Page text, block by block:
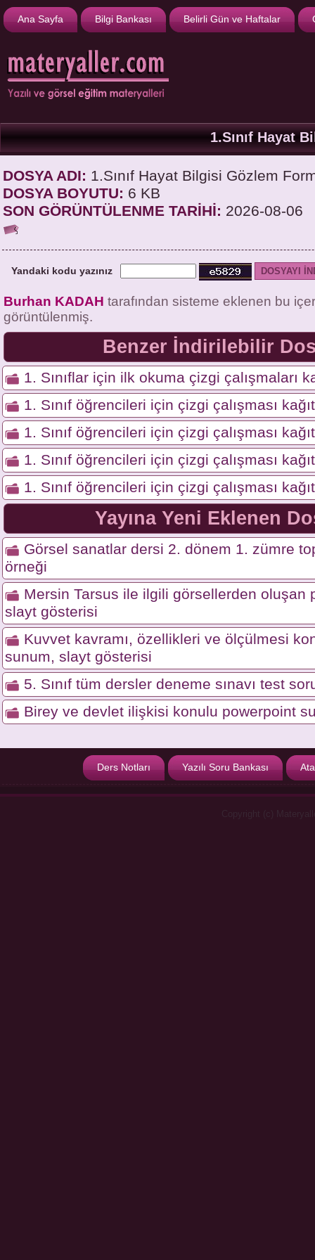
Ana Sayfa Bilgi Bankası Belirli Gün ve Haftalar
1.Sınıf Hayat
DOSYA ADI: 1.Sınıf Hayat Bilgisi Gözlem
DOSYA BOYUTU: 6 KB
SON GÖRÜNTÜLENME TARİHİ: 2026-08-06
Yandaki kodu yazınız
Burhan KADAH tarafından sisteme eklenen bu
görüntülenmiş.
Benzer İndirilebilir
1. Sınıflar için ilk okuma çizgi çalışmaları
1. Sınıf öğrencileri için çizgi çalışması
1. Sınıf öğrencileri için çizgi çalışması
1. Sınıf öğrencileri için çizgi çalışması
1. Sınıf öğrencileri için çizgi çalışması
Yayına Yeni Eklenen
Görsel sanatlar dersi 2. dönem 1. zümre
örneği
Mersin Tarsus ile ilgili görsellerden oluşan
slayt gösterisi
Kuvvet kavramı, özellikleri ve ölçülmesi
sunum, slayt gösterisi
5. Sınıf tüm dersler deneme sınavı test
Birey ve devlet ilişkisi konulu powerpoint
Ders Notları Yazılı Soru Bankası